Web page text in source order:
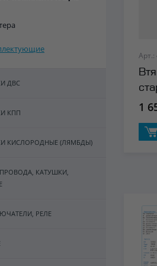
ДВС
КПП
КИСЛОРОДНЫЕ (ЛЯМБДЫ)
ПРОВОДА, КАТУШКИ,
РЕЛЕ
Арт.:
1